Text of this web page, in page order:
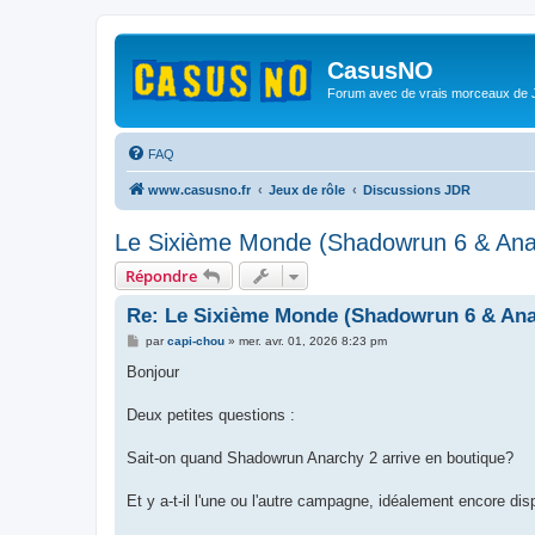
CasusNO
Forum avec de vrais morceaux de
FAQ
www.casusno.fr Jeux de rôle Discussions JDR
Le Sixième Monde (Shadowrun 6 &
Répondre
Re: Le Sixième Monde (Shadowrun 6 &
M
s
g
parcapi-chou» mer. avr. 01, 2026 8:23 pm
Bonjour
Deux petites questions :
Sait-on quand Shadowrun Anarchy 2 arrive en boutique?
Et y a-t-il l'une ou l'autre campagne, idéalement encore